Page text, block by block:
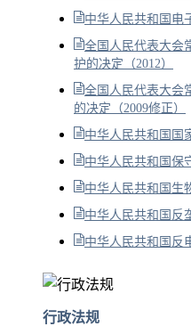
中华人民共和国电
全国人民代表大会
护的决定（2012）
全国人民代表大会
的决定（2009修正）
中华人民共和国国
中华人民共和国保
中华人民共和国生
中华人民共和国反
中华人民共和国反
行政法规